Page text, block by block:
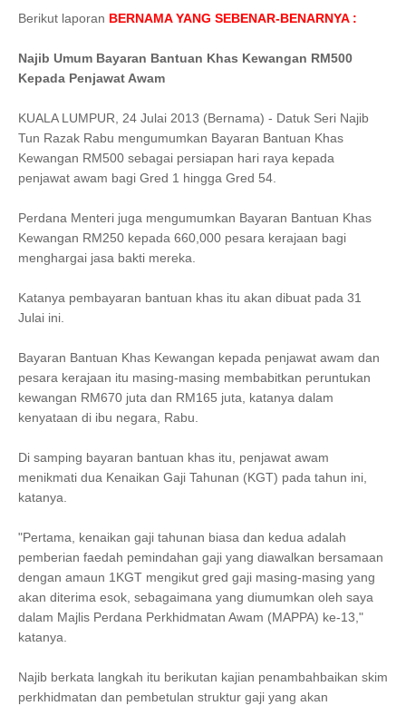
Berikut laporan BERNAMA YANG SEBENAR-BENARNYA :
Najib Umum Bayaran Bantuan Khas Kewangan RM500
Kepada Penjawat Awam
KUALA LUMPUR, 24 Julai 2013 (Bernama) - Datuk Seri Najib
Tun Razak Rabu mengumumkan Bayaran Bantuan Khas
Kewangan RM500 sebagai persiapan hari raya kepada
penjawat awam bagi Gred 1 hingga Gred 54.
Perdana Menteri juga mengumumkan Bayaran Bantuan Khas
Kewangan RM250 kepada 660,000 pesara kerajaan bagi
menghargai jasa bakti mereka.
Katanya pembayaran bantuan khas itu akan dibuat pada 31
Julai ini.
Bayaran Bantuan Khas Kewangan kepada penjawat awam dan
pesara kerajaan itu masing-masing membabitkan peruntukan
kewangan RM670 juta dan RM165 juta, katanya dalam
kenyataan di ibu negara, Rabu.
Di samping bayaran bantuan khas itu, penjawat awam
menikmati dua Kenaikan Gaji Tahunan (KGT) pada tahun ini,
katanya.
"Pertama, kenaikan gaji tahunan biasa dan kedua adalah
pemberian faedah pemindahan gaji yang diawalkan bersamaan
dengan amaun 1KGT mengikut gred gaji masing-masing yang
akan diterima esok, sebagaimana yang diumumkan oleh saya
dalam Majlis Perdana Perkhidmatan Awam (MAPPA) ke-13,"
katanya.
Najib berkata langkah itu berikutan kajian penambahbaikan skim
perkhidmatan dan pembetulan struktur gaji yang akan